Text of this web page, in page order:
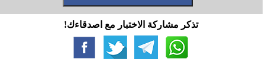
تذكر مشاركة الاختبار مع اصدقاءك!